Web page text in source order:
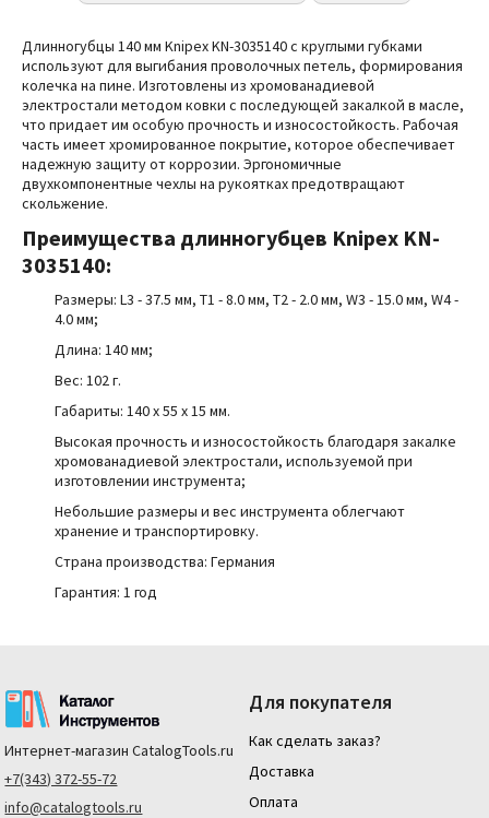
Длинногубцы 140 мм Knipex KN-3035140 с круглыми губками
используют для выгибания проволочных петель, формирования
колечка на пине. Изготовлены из хромованадиевой
электростали методом ковки с последующей закалкой в масле,
что придает им особую прочность и износостойкость. Рабочая
часть имеет хромированное покрытие, которое обеспечивает
надежную защиту от коррозии. Эргономичные
двухкомпонентные чехлы на рукоятках предотвращают
скольжение.
Преимущества длинногубцев Knipex KN-
3035140:
Размеры: L3 - 37.5 мм, T1 - 8.0 мм, T2 - 2.0 мм, W3 - 15.0 мм, W4 -
4.0 мм;
Длина: 140 мм;
Вес: 102 г.
Габариты: 140 x 55 x 15 мм.
Высокая прочность и износостойкость благодаря закалке
хромованадиевой электростали, используемой при
изготовлении инструмента;
Небольшие размеры и вес инструмента облегчают
хранение и транспортировку.
Страна производства: Германия
Гарантия: 1 год
Интернет-магазин CatalogTools.ru
+7(343) 372-55-72
info@catalogtools.ru
Для покупателя
Как сделать заказ?
Доставка
Оплата